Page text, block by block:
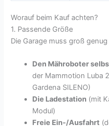
Worauf beim Kauf achten?
1. Passende Größe
Die Garage muss groß
Den Mähroboter
der Mammotion Luba
Gardena SILENO)
Die Ladestation (mit
Modul)
Freie Ein-/Ausfahrt